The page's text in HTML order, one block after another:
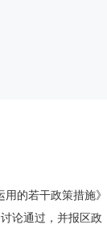
的若干政策措施》
论通过，并报区政